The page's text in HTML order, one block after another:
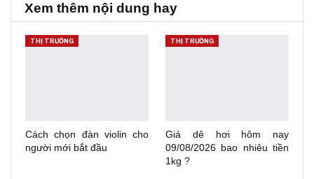
Xem thêm nội dung hay
THỊ TRƯỜNG
Cách chọn đàn violin cho
người mới bắt đầu
THỊ TRƯỜNG
Giá dê hơi hôm nay
09/08/2026 bao nhiêu tiền
1kg ?